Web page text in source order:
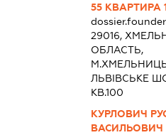
55 КВАРТИРА
29016,
ОБЛАСТЬ,
ЛЬВІВСЬКЕ
КВ.100
КУРЛОВИЧ
ВАСИЛЬОВИЧ